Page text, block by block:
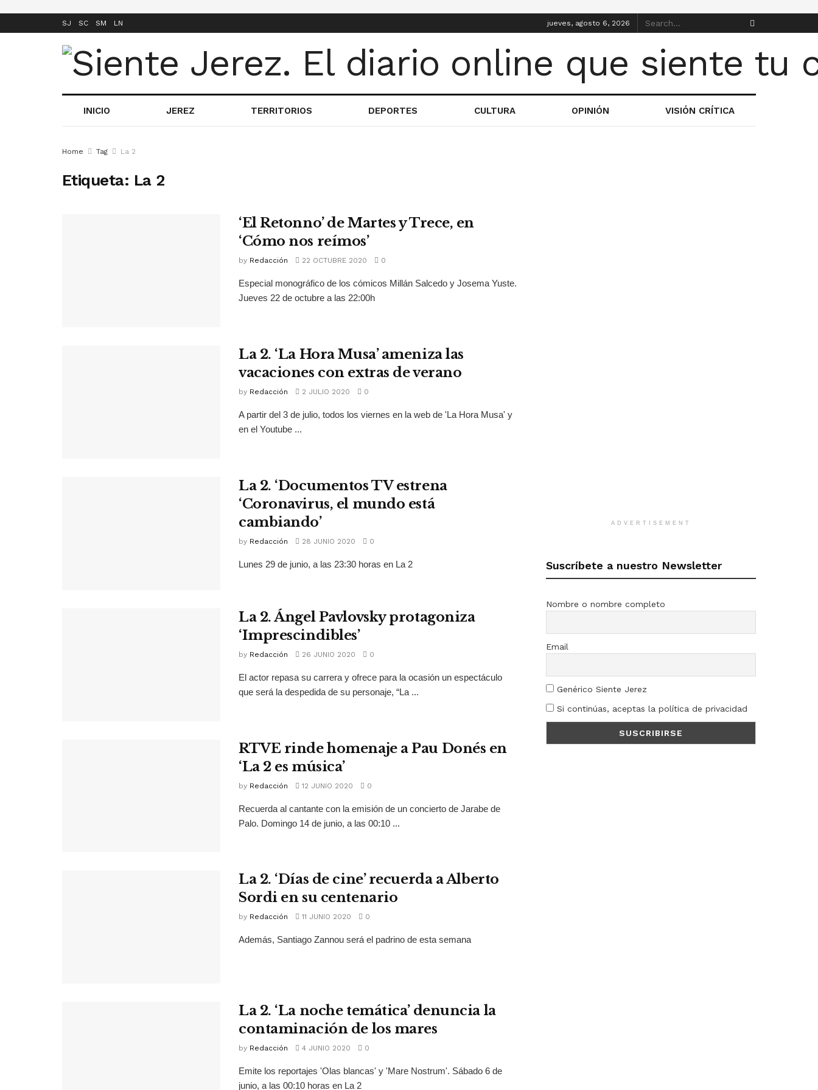
SJ SC SM LN jueves, agosto 6, 2026
INICIO JEREZ TERRITORIOS DEPORTES CULTURA OPINIÓN VISIÓN CRÍTICA
Home Tag La 2
Etiqueta: La 2
‘El Retonno’ de Martes y Trece, en
‘Cómo nos reímos’
by Redacción 22 OCTUBRE 2020 0
Especial monográfico de los cómicos Millán Salcedo y Josema Yuste.
Jueves 22 de octubre a las 22:00h
La 2. ‘La Hora Musa’ ameniza las
vacaciones con extras de verano
by Redacción 2 JULIO 2020 0
A partir del 3 de julio, todos los viernes en la web de 'La Hora Musa' y
en el Youtube ...
La 2. ‘Documentos TV estrena
‘Coronavirus, el mundo está
cambiando’
by Redacción 28 JUNIO 2020 0
Lunes 29 de junio, a las 23:30 horas en La 2
La 2. Ángel Pavlovsky protagoniza
‘Imprescindibles’
by Redacción 26 JUNIO 2020 0
El actor repasa su carrera y ofrece para la ocasión un espectáculo
que será la despedida de su personaje, “La ...
RTVE rinde homenaje a Pau Donés en
‘La 2 es música’
by Redacción 12 JUNIO 2020 0
Recuerda al cantante con la emisión de un concierto de Jarabe de
Palo. Domingo 14 de junio, a las 00:10 ...
La 2. ‘Días de cine’ recuerda a Alberto
Sordi en su centenario
by Redacción 11 JUNIO 2020 0
Además, Santiago Zannou será el padrino de esta semana
La 2. ‘La noche temática’ denuncia la
contaminación de los mares
by Redacción 4 JUNIO 2020 0
Emite los reportajes 'Olas blancas' y 'Mare Nostrum'. Sábado 6 de
junio, a las 00:10 horas en La 2
ADVERTISEMENT
Suscríbete a nuestro Newsletter
Nombre o nombre completo
Email
Genérico Siente Jerez
Si continúas, aceptas la política de privacidad